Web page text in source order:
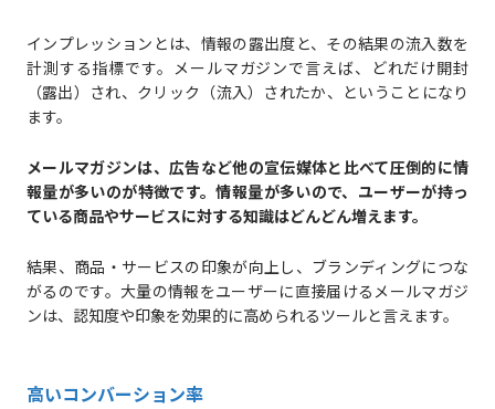
インプレッションとは、情報の露出度と、その結果の流入数を
計測する指標です。メールマガジンで言えば、どれだけ開封
（露出）され、クリック（流入）されたか、ということになり
ます。
メールマガジンは、広告など他の宣伝媒体と比べて圧倒的に情
報量が多いのが特徴です。情報量が多いので、ユーザーが持っ
ている商品やサービスに対する知識はどんどん増えます。
結果、商品・サービスの印象が向上し、ブランディングにつな
がるのです。大量の情報をユーザーに直接届けるメールマガジ
ンは、認知度や印象を効果的に高められるツールと言えます。
高いコンバーション率